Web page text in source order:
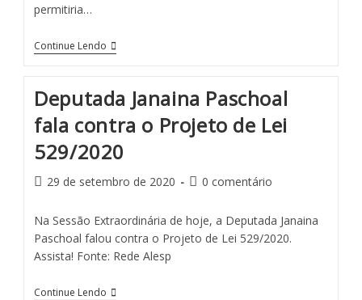
permitiria…
Continue Lendo
Deputada Janaina Paschoal
fala contra o Projeto de Lei
529/2020
29 de setembro de 2020 0 comentário
Na Sessão Extraordinária de hoje, a Deputada Janaina
Paschoal falou contra o Projeto de Lei 529/2020.
Assista! Fonte: Rede Alesp
Continue Lendo